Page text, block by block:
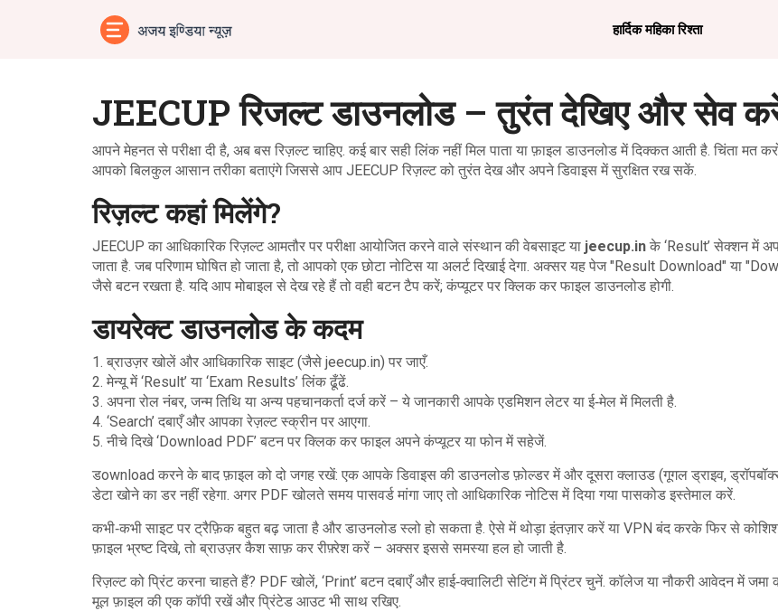
हार्दिक महिका रिश्ता
JEECUP रिजल्ट डाउनलोड – तुरंत देखिए और सेव
आपने मेहनत से परीक्षा दी है, अब बस रिज़ल्ट चाहिए. कई बार सही लिंक नहीं मिल पाता या फ़ाइल डाउनलोड में दिक्कत आती है. चिंता मत
आपको बिलकुल आसान तरीका बताएंगे जिससे आप JEECUP रिज़ल्ट को तुरंत देख और अपने डिवाइस में सुरक्षित रख सकें.
रिज़ल्ट कहां मिलेंगे?
JEECUP का आधिकारिक रिज़ल्ट आमतौर पर परीक्षा आयोजित करने वाले संस्थान की वेबसाइट या jeecup.in के ‘Result’ सेक्शन में
जाता है. जब परिणाम घोषित हो जाता है, तो आपको एक छोटा नोटिस या अलर्ट दिखाई देगा. अक्सर यह पेज "Result Download" या
जैसे बटन रखता है. यदि आप मोबाइल से देख रहे हैं तो वही बटन टैप करें; कंप्यूटर पर क्लिक कर फाइल डाउनलोड होगी.
डायरेक्ट डाउनलोड के कदम
1. ब्राउज़र खोलें और आधिकारिक साइट (जैसे jeecup.in) पर जाएँ.
2. मेन्यू में ‘Result’ या ‘Exam Results’ लिंक ढूँढें.
3. अपना रोल नंबर, जन्म तिथि या अन्य पहचानकर्ता दर्ज करें – ये जानकारी आपके एडमिशन लेटर या ई‑मेल में मिलती है.
4. ‘Search’ दबाएँ और आपका रेज़ल्ट स्क्रीन पर आएगा.
5. नीचे दिखे ‘Download PDF’ बटन पर क्लिक कर फाइल अपने कंप्यूटर या फोन में सहेजें.
डownload करने के बाद फ़ाइल को दो जगह रखें: एक आपके डिवाइस की डाउनलोड फ़ोल्डर में और दूसरा क्लाउड (गूगल ड्राइव,
डेटा खोने का डर नहीं रहेगा. अगर PDF खोलते समय पासवर्ड मांगा जाए तो आधिकारिक नोटिस में दिया गया पासकोड इस्तेमाल करें.
कभी‑कभी साइट पर ट्रैफ़िक बहुत बढ़ जाता है और डाउनलोड स्लो हो सकता है. ऐसे में थोड़ा इंतज़ार करें या VPN बंद करके फिर से
फ़ाइल भ्रष्ट दिखे, तो ब्राउज़र कैश साफ़ कर रीफ़्रेश करें – अक्सर इससे समस्या हल हो जाती है.
रिज़ल्ट को प्रिंट करना चाहते हैं? PDF खोलें, ‘Print’ बटन दबाएँ और हाई‑क्वालिटी सेटिंग में प्रिंटर चुनें. कॉलेज या नौकरी आवेदन में
मूल फ़ाइल की एक कॉपी रखें और प्रिंटेड आउट भी साथ रखिए.